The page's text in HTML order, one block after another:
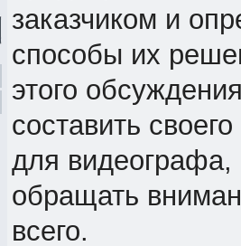
заказчиком и
способы их
этого
составить
для видеографа,
обращать
всего.